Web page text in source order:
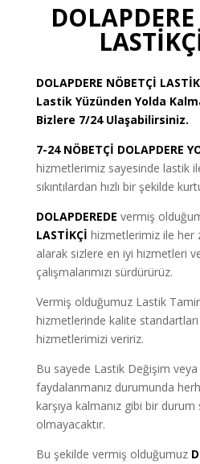
DOLAPDERE NÖBETÇİ
Lastik Yüzünden Yolda
Bizlere 7/24 Ulaşabilirsiniz.
7-24 NÖBETÇİ DOLAPDERE
hizmetlerimiz sayesinde lastik ile
sıkıntılardan hızlı bir şekilde
DOLAPDEREDE vermiş
LASTİKÇİ hizmetlerimiz ile her
alarak sizlere en iyi hizmetleri
çalışmalarımızı sürdürürüz.
Vermiş olduğumuz Lastik
hizmetlerinde kalite
hizmetlerimizi veririz.
Bu sayede Lastik Değişim
faydalanmanız durumunda
karşıya kalmanız gibi bir
olmayacaktır.
Bu şekilde vermiş olduğumuz